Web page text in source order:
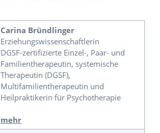
Carina Bründlinger
Erziehungswissenschaftlerin
DGSF-zertifizierte Einzel-, Paar- und
Familientherapeutin, systemische
Therapeutin (DGSF),
Multifamilientherapeutin und
Heilpraktikerin für Psychotherapie
mehr